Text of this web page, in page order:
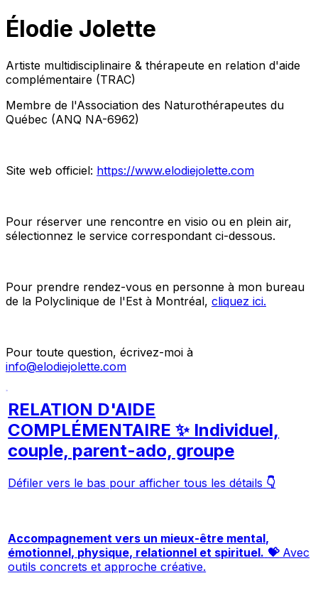
Élodie Jolette
Artiste multidisciplinaire & thérapeute en relation d'aide
complémentaire (TRAC)
Membre de l'Association des Naturothérapeutes du
Québec (ANQ NA-6962)
Site web officiel: https://www.elodiejolette.com
Pour réserver une rencontre en visio ou en plein air,
sélectionnez le service correspondant ci-dessous.
Pour prendre rendez-vous en personne à mon bureau
de la Polyclinique de l'Est à Montréal, cliquez ici.
Pour toute question, écrivez-moi à
info@elodiejolette.com
RELATION D'AIDE
COMPLÉMENTAIRE ✨ Individuel,
couple, parent-ado, groupe
Défiler vers le bas pour afficher tous les détails 👇
Accompagnement vers un mieux-être mental,
émotionnel, physique, relationnel et spirituel. 💝Avec
outils concrets et approche créative.